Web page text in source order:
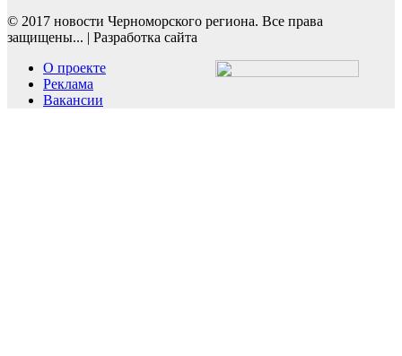
© 2017 новости Черноморского региона. Все права
защищены... | Разработка сайта
О проекте
Реклама
Вакансии